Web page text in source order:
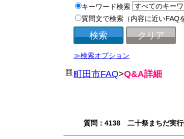
キーワード検索
質問文で検索（内容に近いFAQ
≫検索オプション
町田市FAQ>Q&A詳細
質問：4138 二十祭まちだ実行